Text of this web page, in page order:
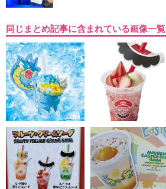
同じまとめ記事に含まれている画像一覧